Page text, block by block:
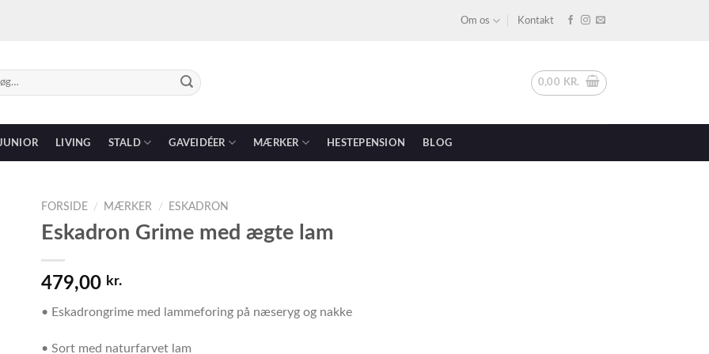
Om os Kontakt
0,00 KR.
LIVING STALD GAVEIDÉER MÆRKER HESTEPENSION BLOG
FORSIDE / MÆRKER / ESKADRON
Eskadron Grime med ægte lam
479,00 kr.
• Eskadrongrime med lammeforing på næseryg og nakke
• Sort med naturfarvet lam